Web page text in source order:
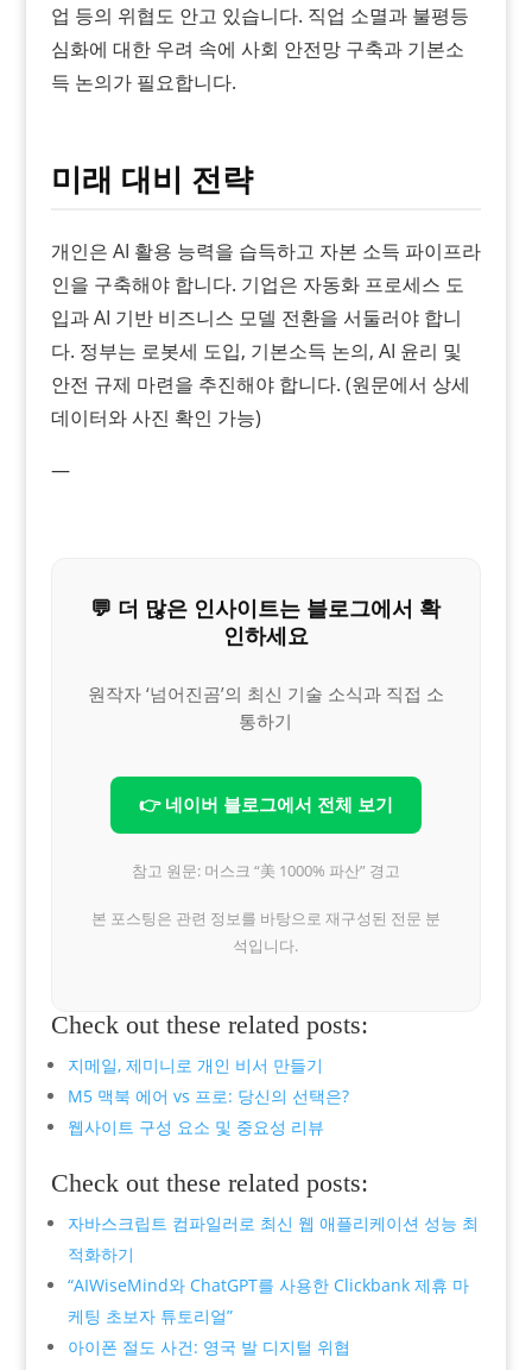
업 등의 위협도 안고 있습니다. 직업 소멸과 불평등
심화에 대한 우려 속에 사회 안전망 구축과 기본소
득 논의가 필요합니다.
미래 대비 전략
개인은 AI 활용 능력을 습득하고 자본 소득 파이프라
인을 구축해야 합니다. 기업은 자동화 프로세스 도
입과 AI 기반 비즈니스 모델 전환을 서둘러야 합니
다. 정부는 로봇세 도입, 기본소득 논의, AI 윤리 및
안전 규제 마련을 추진해야 합니다. (원문에서 상세
데이터와 사진 확인 가능)
—
💬 더 많은 인사이트는 블로그에서 확
인하세요
원작자 ‘넘어진곰’의 최신 기술 소식과 직접 소
통하기
👉 네이버 블로그에서 전체 보기
참고 원문: 머스크 “美 1000% 파산” 경고
본 포스팅은 관련 정보를 바탕으로 재구성된 전문 분
석입니다.
Check out these related posts:
지메일, 제미니로 개인 비서 만들기
M5 맥북 에어 vs 프로: 당신의 선택은?
웹사이트 구성 요소 및 중요성 리뷰
Check out these related posts:
자바스크립트 컴파일러로 최신 웹 애플리케이션 성능 최
적화하기
“AIWiseMind와 ChatGPT를 사용한 Clickbank 제휴 마
케팅 초보자 튜토리얼”
아이폰 절도 사건: 영국 발 디지털 위협